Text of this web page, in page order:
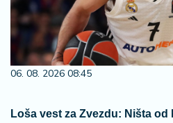
06. 08. 2026 08:45
Loša vest za Zvezdu: Ništa od